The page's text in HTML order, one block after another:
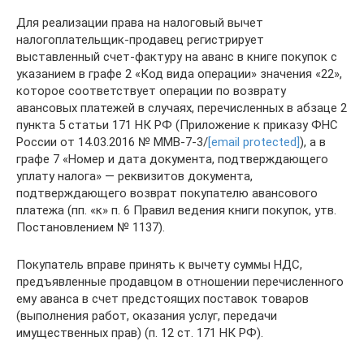
Для реализации права на налоговый вычет
налогоплательщик-продавец регистрирует
выставленный счет-фактуру на аванс в книге покупок с
указанием в графе 2 «Код вида операции» значения «22»,
которое соответствует операции по возврату
авансовых платежей в случаях, перечисленных в абзаце 2
пункта 5 статьи 171 НК РФ (Приложение к приказу ФНС
России от 14.03.2016 № ММВ-7-3/[email protected]), а в
графе 7 «Номер и дата документа, подтверждающего
уплату налога» — реквизитов документа,
подтверждающего возврат покупателю авансового
платежа (пп. «к» п. 6 Правил ведения книги покупок, утв.
Постановлением № 1137).
Покупатель вправе принять к вычету суммы НДС,
предъявленные продавцом в отношении перечисленного
ему аванса в счет предстоящих поставок товаров
(выполнения работ, оказания услуг, передачи
имущественных прав) (п. 12 ст. 171 НК РФ).